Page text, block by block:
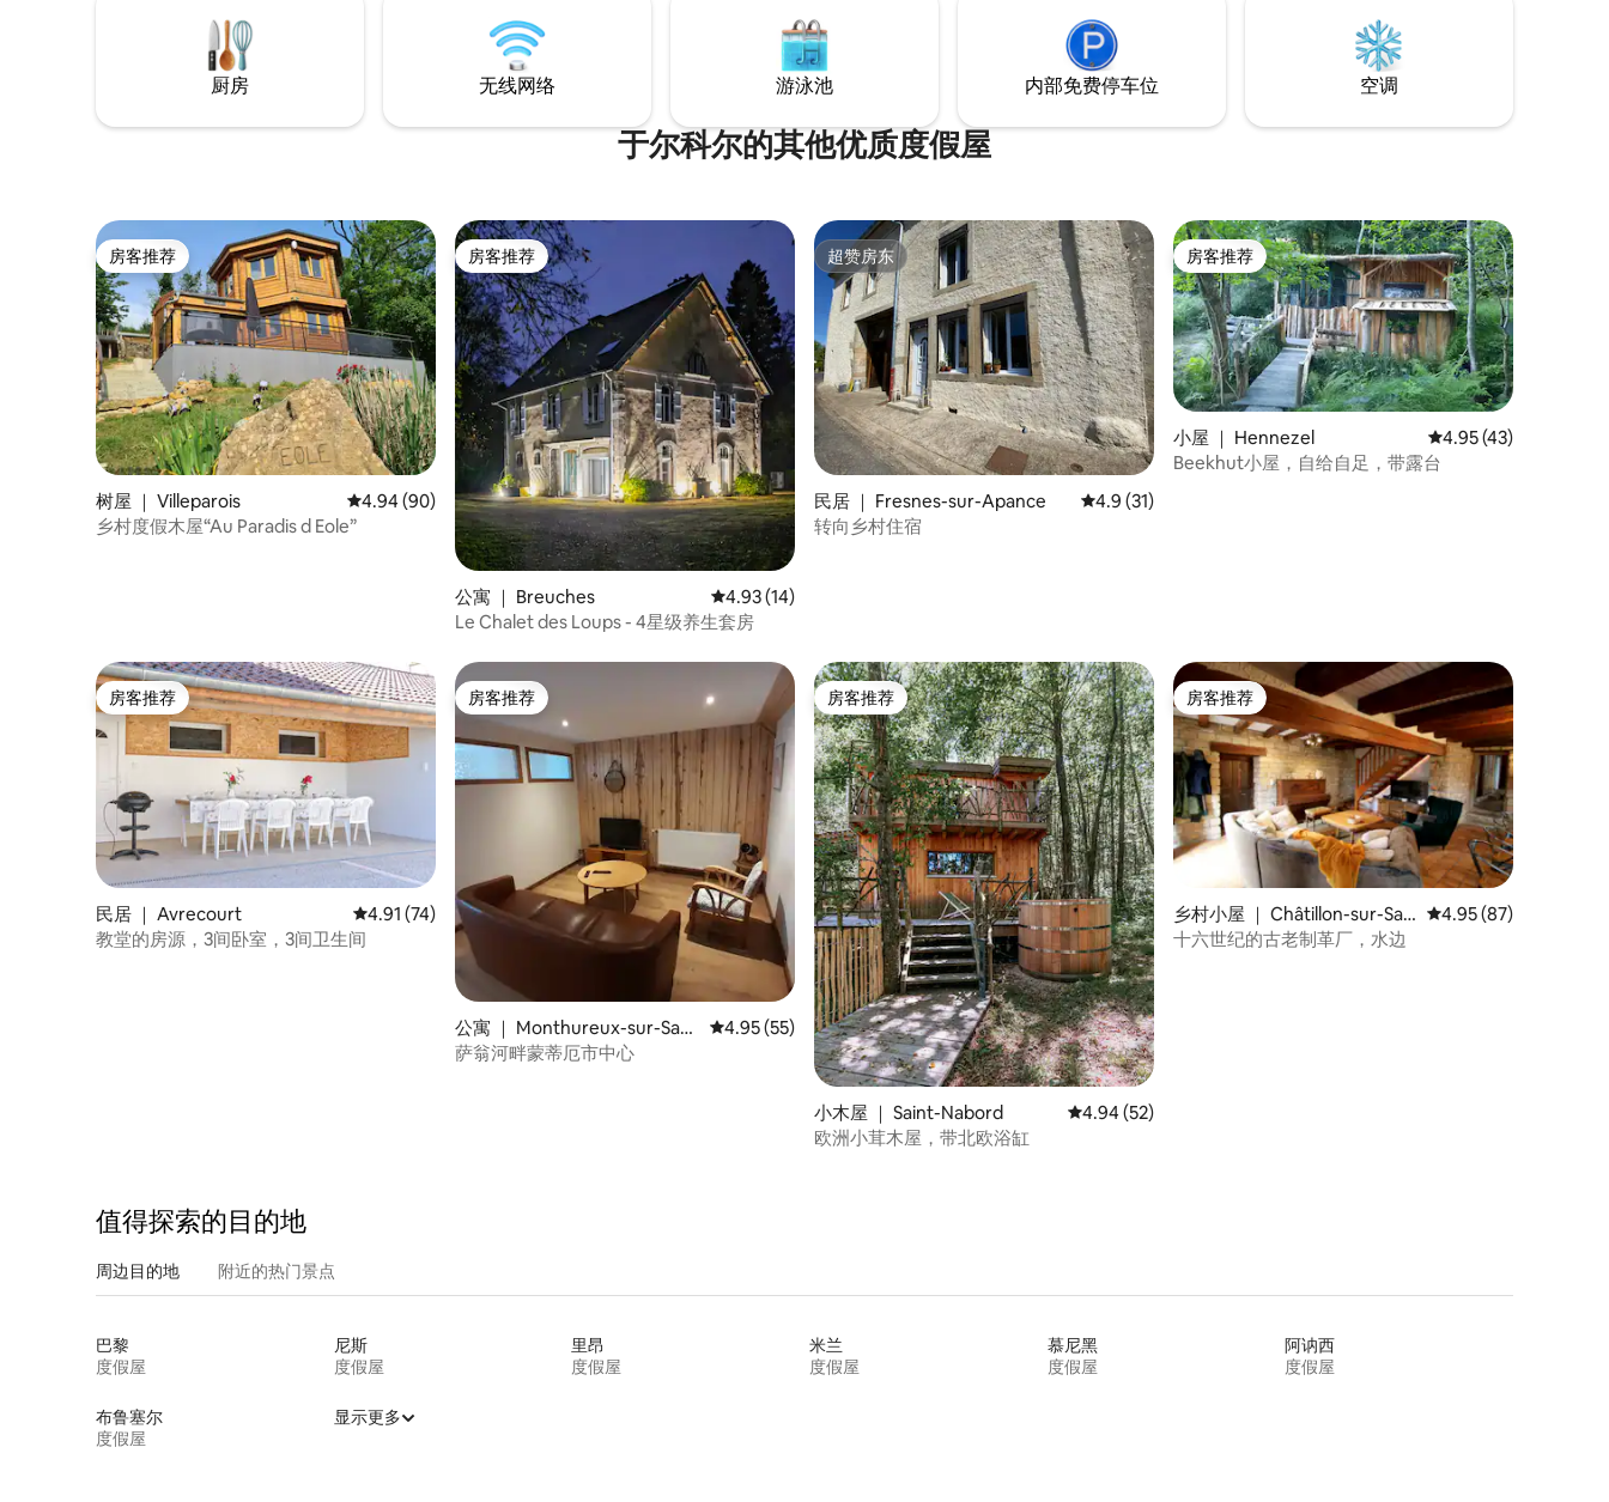
订2晚。
厨房 无线网络 游泳池 内部免费停车位 空调
于尔科尔的其他优质度假屋
房客推荐
房客推荐
树屋 ｜ Villeparois 平均评分 4.94 分（满分 5 分），共 90 条评价
4.94 (90)
乡村度假木屋“Au Paradis d Eole”
房客推荐
房客推荐
公寓 ｜ Breuches 平均评分 4.93 分（满分 5 分），共 14 条评价
4.93 (14)
Le Chalet des Loups - 4星级养生套房
超赞房东
超赞房东
民居 ｜ Fresnes-sur-Apance 平均评分 4.9 分（满分 5 分），共 31 条评价
4.9 (31)
转向乡村住宿
房客推荐
房客推荐
小屋 ｜ Hennezel 平均评分 4.95 分（满
4.95 (43)
Beekhut小屋，自给自足，带露台
房客推荐
房客推荐
民居 ｜ Avrecourt 平均评分 4.91 分（满分 5 分），共 74 条评价
4.91 (74)
教堂的房源，3间卧室，3间卫生间
房客推荐
房客推荐
公寓 ｜ Monthureux-sur-Saô
ne
平均评分 4.95 分（满分 5 分），共 55 条评价
4.95 (55)
萨翁河畔蒙蒂厄市中心
房客推荐
房客推荐
小木屋 ｜ Saint-Nabord 平均评分 4.94 分（满分 5 分），共 52 条评价
4.94 (52)
欧洲小茸木屋，带北欧浴缸
房客推荐
房客推荐
乡村小屋 ｜ Châtillon-sur-Saô
ne
平均评分 4.95 分（满
4.95 (87)
十六世纪的古老制革厂，水边
值得探索的目的地
周边目的地 附近的热门景点
巴黎
度假屋
尼斯
度假屋
里昂
度假屋
米兰
度假屋
慕尼黑
度假屋
阿讷西
度假屋
布鲁塞尔
度假屋
显示更多